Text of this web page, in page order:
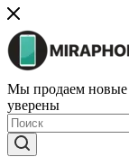
Мы продаем новые
уверены